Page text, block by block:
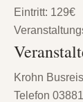
Eintritt: 129€
Krohn
Telefon